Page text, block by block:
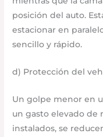
posición del auto.
estacionar en
sencillo y rápido.
d) Protección del
Un golpe menor en
un gasto elevado de
instalados, se